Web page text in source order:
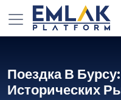
Поездка В
Исторических